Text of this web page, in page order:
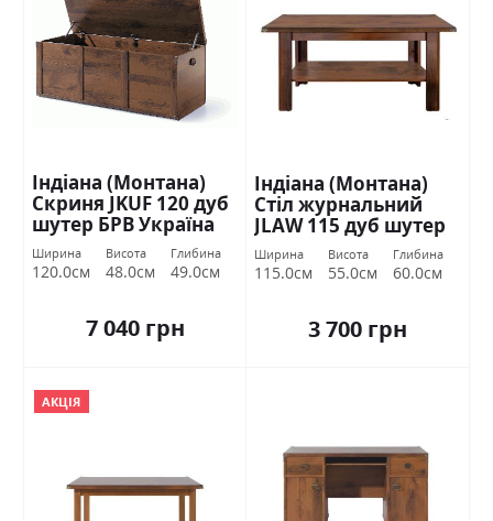
Індіана (Монтана)
Скриня JKUF 120 дуб
шутер БРВ Україна
Ширина
120.0см
Висота
48.0см
Глибина
49.0см
7 040 грн
Індіана (Монтана)
Стіл журнальний
JLAW 115 дуб шутер
БРВ Україна
Ширина
115.0см
Висота
55.0см
Глибина
60.0см
3 700 грн
АКЦІЯ